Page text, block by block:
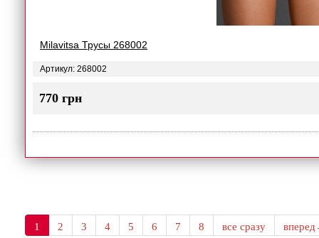
Milavitsa Трусы 268002
Артикул: 268002
770 грн
1 2 3 4 5 6 7 8 все сразу